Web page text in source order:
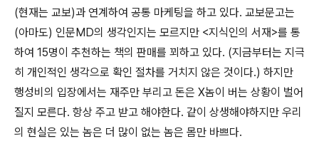
(현재는 교보)과 연계하여 공통 마케팅을 하고 있다. 교보문고는
(아마도) 인문MD의 생각인지는 모르지만 <지식인의 서재>를 통
하여 15명이 추천하는 책의 판매를 꾀하고 있다. (지금부터는 지극
히 개인적인 생각으로 확인 절차를 거치지 않은 것이다.) 하지만
행성비의 입장에서는 재주만 부리고 돈은 X놈이 버는 상황이 벌어
질지 모른다. 항상 주고 받고 해야한다. 같이 상생해야하지만 우리
의 현실은 있는 놈은 더 많이 없는 놈은 몸만 바쁘다.